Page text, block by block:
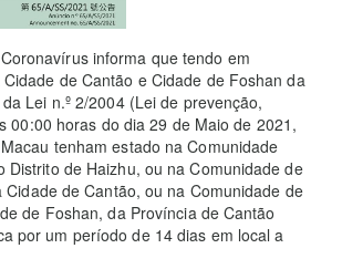
informa que tendo em
de Cantão e Cidade de Foshan da
Lei n.º 2/2004 (Lei de prevenção,
00:00 horas do dia 29 de Maio de 2021,
tenham estado na Comunidade
de Haizhu, ou na Comunidade de
de Cantão, ou na Comunidade de
de Foshan, da Província de Cantão
por um período de 14 dias em local a